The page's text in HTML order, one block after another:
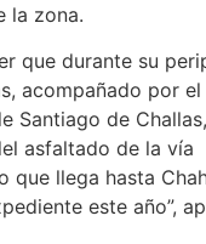
la zona.
que durante su
acompañado por el
Santiago de
asfaltado de la vía
que llega hasta
este año”,